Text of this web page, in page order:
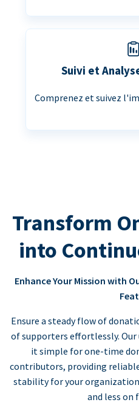
Suivi et
Comprenez et suivez
Transform
into
Enhance Your Mission with
Ensure a steady flow of
of supporters effortlessly.
it simple for one-time
contributors, providing
stability for your
and less on